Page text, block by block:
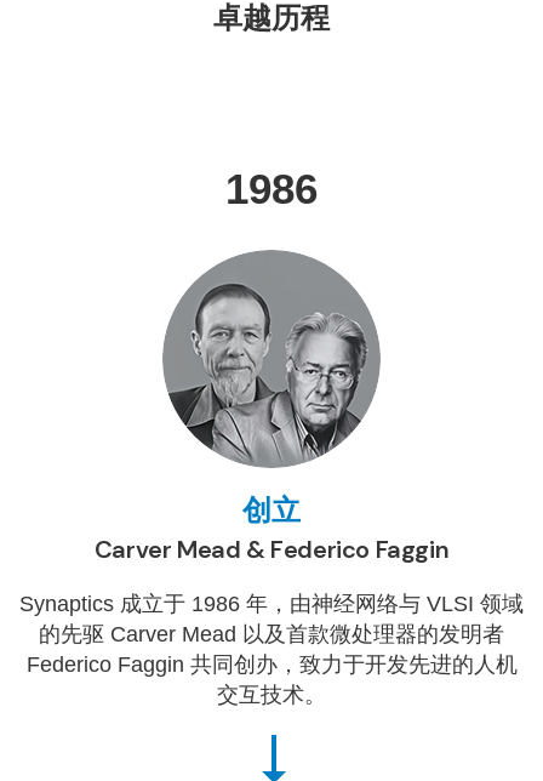
卓越历程
1986
创立
Carver Mead & Federico Faggin
Synaptics 成立于 1986 年，由神经网络与 VLSI 领域
的先驱 Carver Mead 以及首款微处理器的发明者
Federico Faggin 共同创办，致力于开发先进的人机
交互技术。